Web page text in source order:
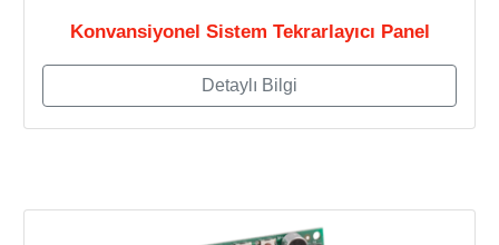
Konvansiyonel Sistem Tekrarlayıcı Panel
Detaylı Bilgi